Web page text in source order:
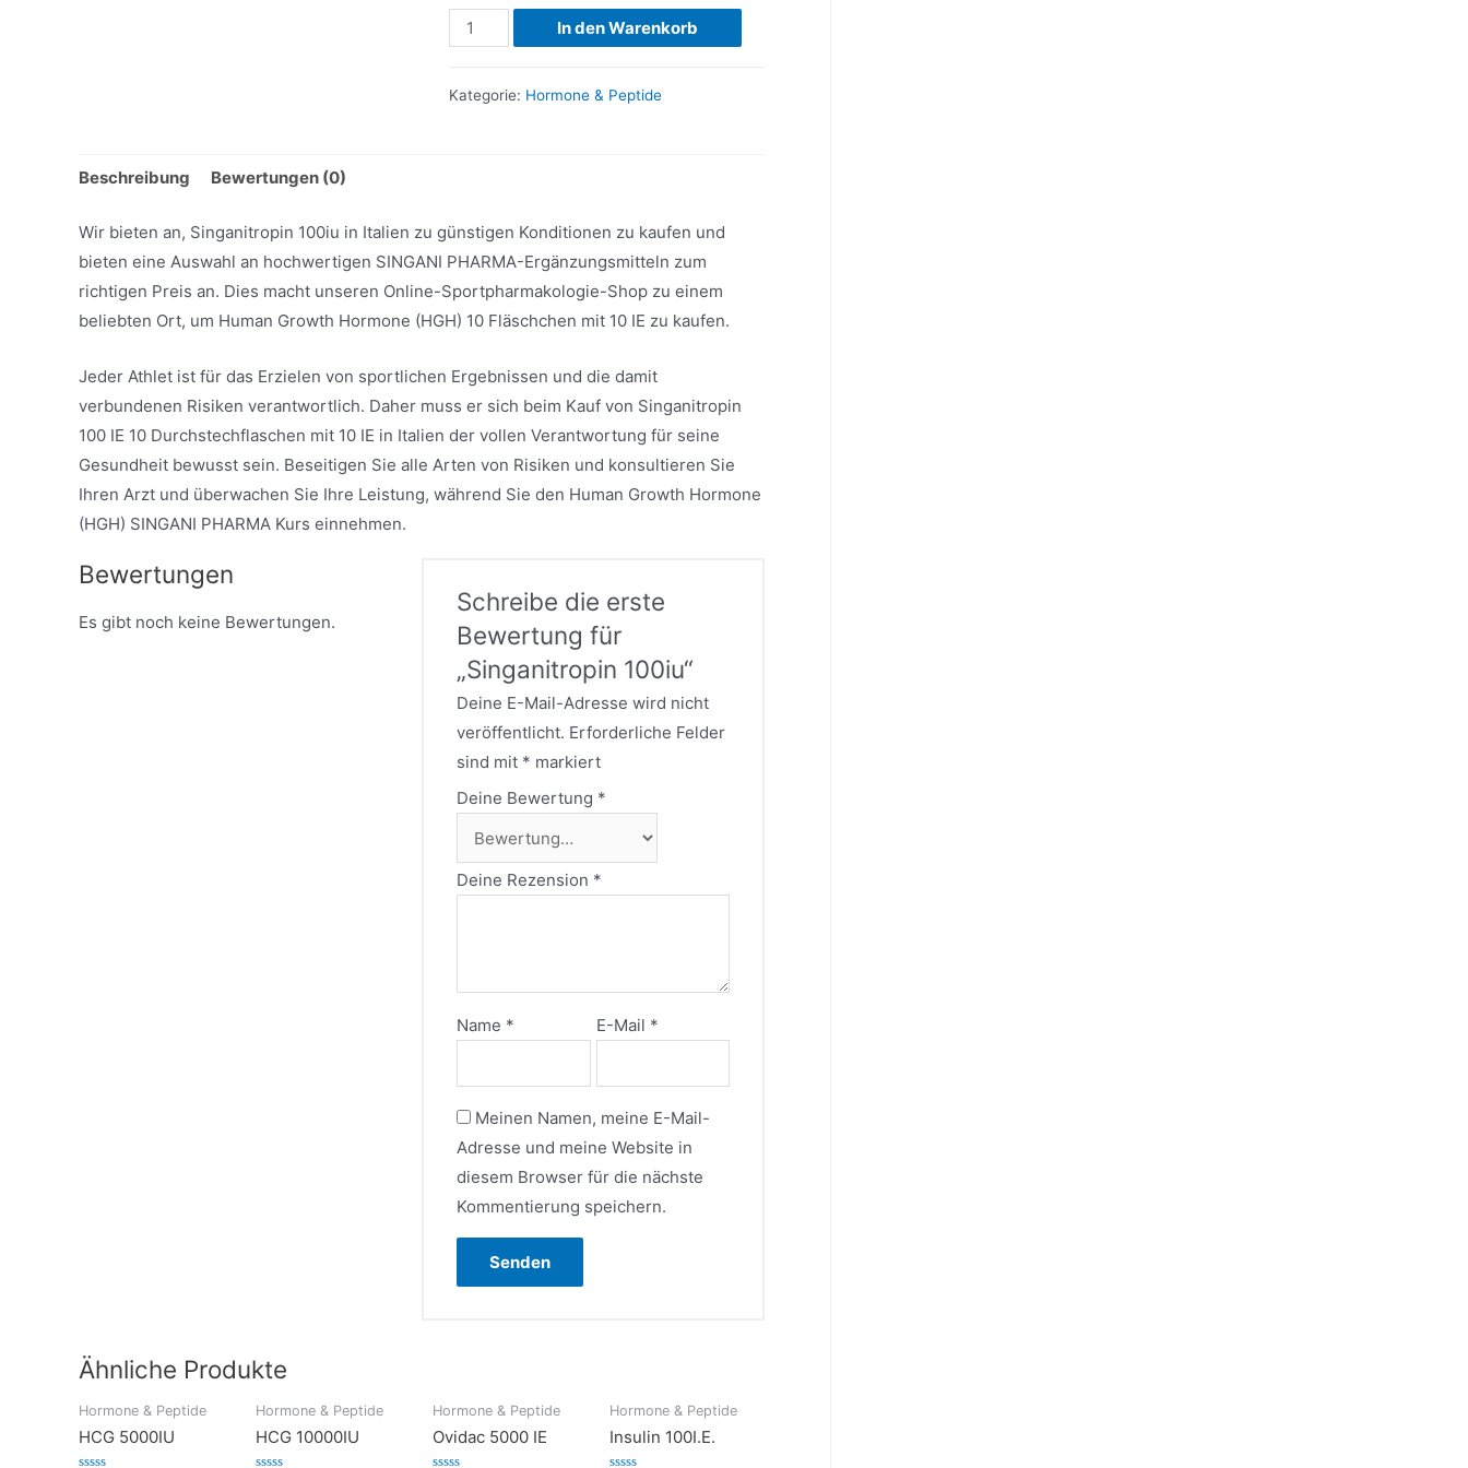
Singanitropin
100iu
In den Warenkorb
Kategorie: Hormone & Peptide
Beschreibung Bewertungen (0)
Wir bieten an, Singanitropin 100iu in Italien zu günstigen Konditionen zu kaufen und
bieten eine Auswahl an hochwertigen SINGANI PHARMA-Ergänzungsmitteln zum
richtigen Preis an. Dies macht unseren Online-Sportpharmakologie-Shop zu einem
beliebten Ort, um Human Growth Hormone (HGH) 10 Fläschchen mit 10 IE zu kaufen.
Jeder Athlet ist für das Erzielen von sportlichen Ergebnissen und die damit
verbundenen Risiken verantwortlich. Daher muss er sich beim Kauf von Singanitropin
100 IE 10 Durchstechflaschen mit 10 IE in Italien der vollen Verantwortung für seine
Gesundheit bewusst sein. Beseitigen Sie alle Arten von Risiken und konsultieren Sie
Ihren Arzt und überwachen Sie Ihre Leistung, während Sie den Human Growth Hormone
(HGH) SINGANI PHARMA Kurs einnehmen.
Bewertungen
Es gibt noch keine Bewertungen.
Schreibe die erste
Bewertung für
„Singanitropin 100iu“
Deine E-Mail-Adresse wird nicht
veröffentlicht. Erforderliche Felder
sind mit * markiert
Deine Bewertung *
Deine Rezension *
Name * E-Mail *
Meinen Namen, meine E-Mail-
Adresse und meine Website in
diesem Browser für die nächste
Kommentierung speichern.
Ähnliche Produkte
Hormone & Peptide
HCG 5000IU
Hormone & Peptide
HCG 10000IU
Hormone & Peptide
Ovidac 5000 IE
Hormone & Peptide
Insulin 100I.E.